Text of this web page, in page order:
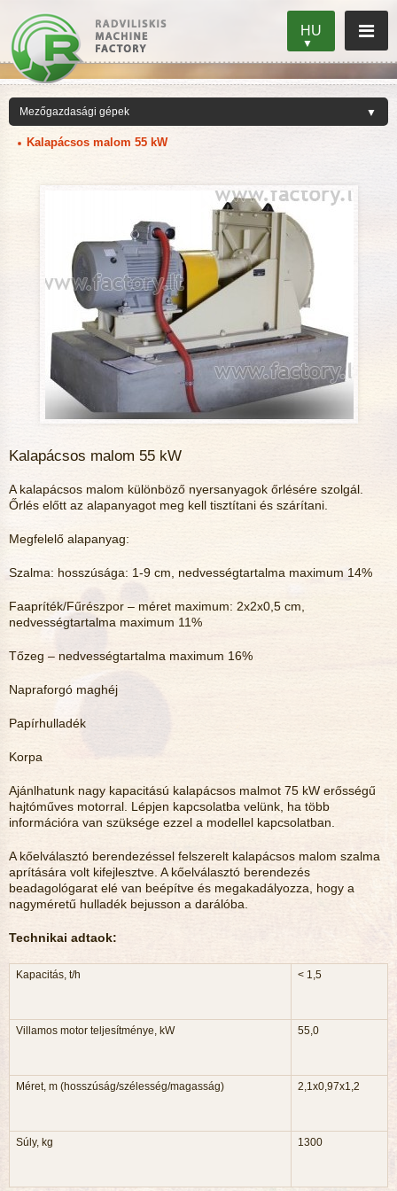
HU
Kalapácsos malom 55 kW
Kalapácsos malom 55 kW
A kalapácsos malom különböző nyersanyagok őrlésére szolgál.
Őrlés előtt az alapanyagot meg kell tisztítani és szárítani.
Megfelelő alapanyag:
Szalma: hosszúsága: 1-9 cm, nedvességtartalma maximum 14%
Faapríték/Fűrészpor – méret maximum: 2x2x0,5 cm,
nedvességtartalma maximum 11%
Tőzeg – nedvességtartalma maximum 16%
Napraforgó maghéj
Papírhulladék
Korpa
Ajánlhatunk nagy kapacitású kalapácsos malmot 75 kW erősségű
hajtóműves motorral. Lépjen kapcsolatba velünk, ha több
információra van szüksége ezzel a modellel kapcsolatban.
A kőelválasztó berendezéssel felszerelt kalapácsos malom szalma
aprítására volt kifejlesztve. A kőelválasztó berendezés
beadagológarat elé van beépítve és megakadályozza, hogy a
nagyméretű hulladék bejusson a darálóba.
Technikai adtaok:
Kapacitás, t/h < 1,5
Villamos motor teljesítménye, kW 55,0
Méret, m (hosszúság/szélesség/magasság) 2,1x0,97x1,2
Súly, kg 1300